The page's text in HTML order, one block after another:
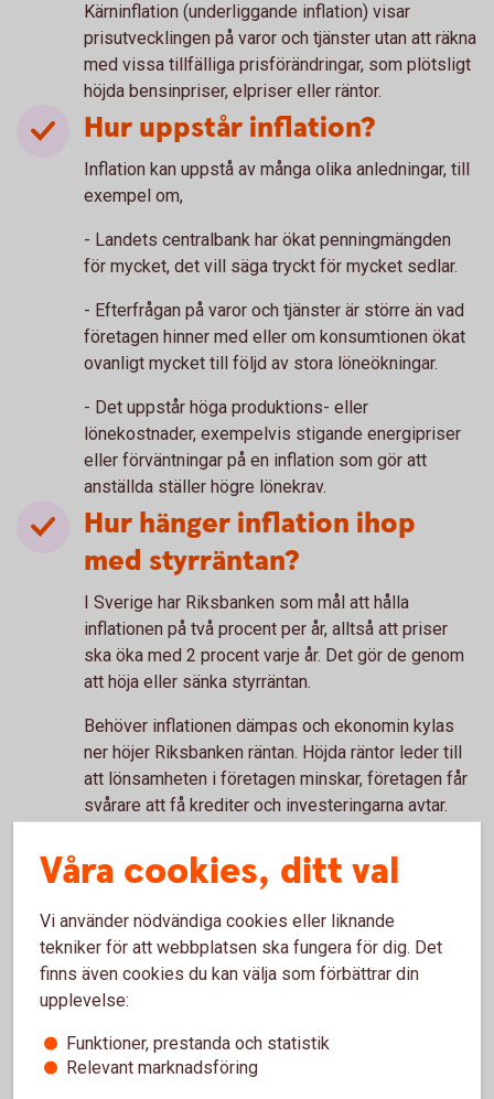
Kärninflation (underliggande inflation) visar
prisutvecklingen på varor och tjänster utan att räkna
med vissa tillfälliga prisförändringar, som plötsligt
höjda bensinpriser, elpriser eller räntor.
Hur uppstår inflation?
Inflation kan uppstå av många olika anledningar, till
exempel om,
- Landets centralbank har ökat penningmängden
för mycket, det vill säga tryckt för mycket sedlar.
- Efterfrågan på varor och tjänster är större än vad
företagen hinner med eller om konsumtionen ökat
ovanligt mycket till följd av stora löneökningar.
- Det uppstår höga produktions- eller
lönekostnader, exempelvis stigande energipriser
eller förväntningar på en inflation som gör att
anställda ställer högre lönekrav.
Hur hänger inflation ihop
med styrräntan?
I Sverige har Riksbanken som mål att hålla
inflationen på två procent per år, alltså att priser
ska öka med 2 procent varje år. Det gör de genom
att höja eller sänka styrräntan.
Behöver inflationen dämpas och ekonomin kylas
ner höjer Riksbanken räntan. Höjda räntor leder till
att lönsamheten i företagen minskar, företagen får
svårare att få krediter och investeringarna avtar.
företagens konsumtion minskar, eftersom det går
åt mer pengar till att betala lån och det blir mindre
kvar att spendera på annat. Högre räntor leder
också till att folk sparar mer, vilket också dämpar
konsumtionen. Sammantaget minskar efterfrågan i
ekonomin, vilket påverkat priserna nedåt och
På individnivå upplevs det såklart positivt med en
Våra cookies, ditt val
Vi använder nödvändiga cookies eller liknande
tekniker för att webbplatsen ska fungera för dig. Det
finns även cookies du kan välja som förbättrar din
upplevelse:
Funktioner, prestanda och statistik
Relevant marknadsföring